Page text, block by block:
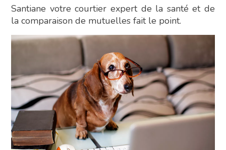
Santiane votre courtier expert de la santé et de
la comparaison de mutuelles fait le point.